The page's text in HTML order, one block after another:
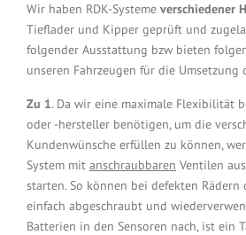
Wir haben RDK-Systeme verschiedener
Tieflader und Kipper geprüft und
folgender Ausstattung bzw bieten
unseren Fahrzeugen für die Umsetzung
Zu 1. Da wir eine maximale Flexibilität
oder -hersteller benötigen, um die
Kundenwünsche erfüllen zu können,
System mit anschraubbaren Ventilen
starten. So können bei defekten Rädern
einfach abgeschraubt und
Batterien in den Sensoren nach, ist ein